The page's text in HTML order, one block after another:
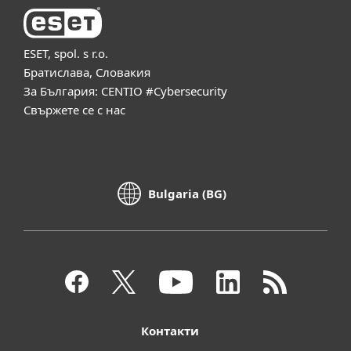
ESET, spol. s r.o.
Братислава, Словакия
За България: CENTIO #Cybersecurity
Свържете се с нас
Bulgaria (BG)
Контакти